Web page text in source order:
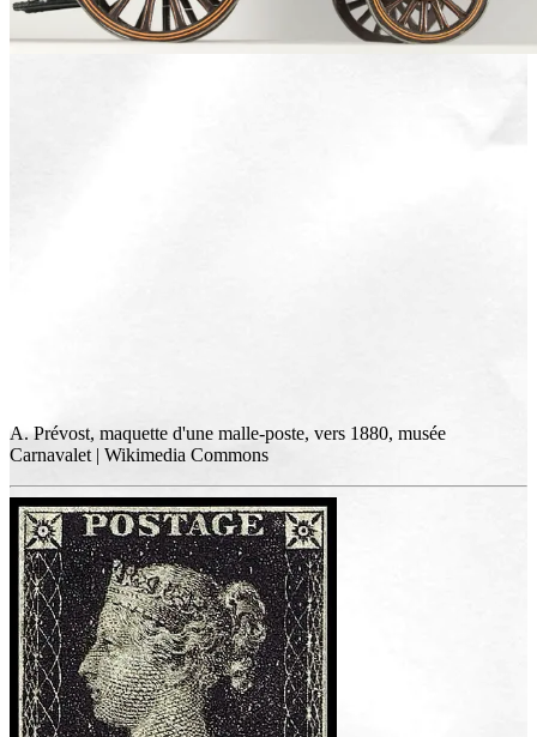
A. Prévost, maquette d'une malle-poste, vers 1880, musée
Carnavalet | Wikimedia Commons